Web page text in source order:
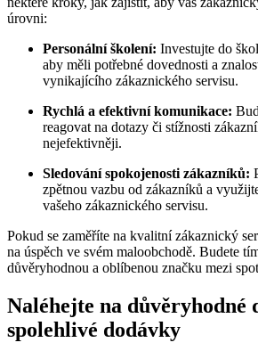
úrovni:
Personální školení: Investujte do
aby měli potřebné dovednosti a
vynikajícího zákaznického servisu.
Rychlá a efektivní komunikace:
reagovat na dotazy či stížnosti
nejefektivněji.
Sledování spokojenosti zákazníků:
zpětnou vazbu od zákazníků a
vašeho zákaznického servisu.
Pokud se zaměříte na kvalitní zákaznický
na úspěch ve svém maloobchodě. Budete
důvěryhodnou a oblíbenou značku mezi
Naléhejte na důvěryhodné
spolehlivé dodávky